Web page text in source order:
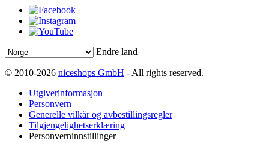
Endre land
© 2010-2026 niceshops GmbH - All rights reserved.
Utgiverinformasjon
Personvern
Generelle vilkår og avbestillingsregler
Tilgjengelighetserklæring
Personverninnstillinger